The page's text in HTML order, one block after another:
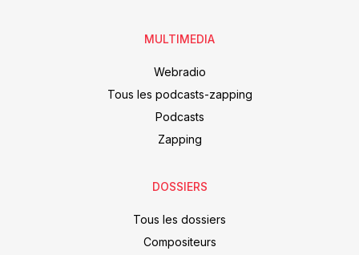
MULTIMEDIA
Webradio
Tous les podcasts-zapping
Podcasts
Zapping
DOSSIERS
Tous les dossiers
Compositeurs